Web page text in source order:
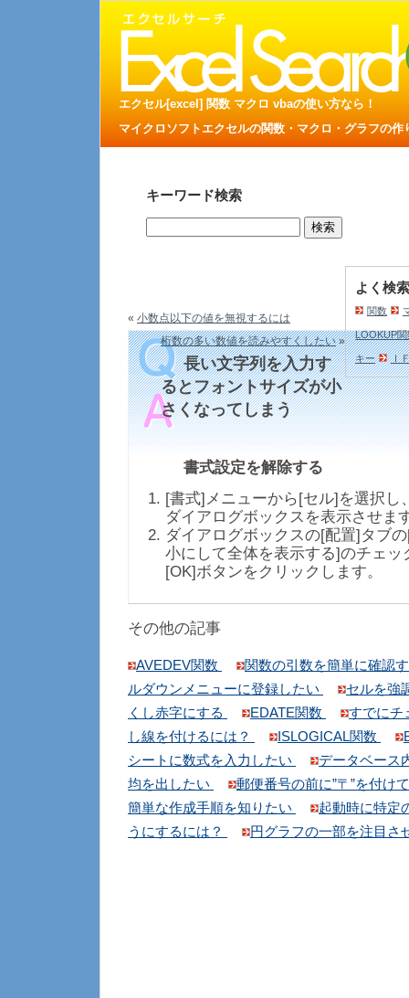
エクセル[excel] 関数 マクロ vbaの使い方なら！
マイクロソフトエクセルの関数・マクロ・グラフの
キーワード検索
よく検
関数
LOOKUP関
キー Ｉ
« 小数点以下の値を無視するには
桁数の多い数値を読みやすくしたい»
長い文字列を入力す
るとフォントサイズが小
さくなってしまう
書式設定を解除する
[書式]メニューから[セル]を選択し
ダイアログボックスを表示させま
ダイアログボックスの[配置]タブ
小にして全体を表示する]のチェッ
[OK]ボタンをクリックします。
その他の記事
AVEDEV関数
関数の引数を簡単に確認
ルダウンメニューに登録したい
セルを強
くし赤字にする
EDATE関数
すでにチ
し線を付けるには？
ISLOGICAL関数
シートに数式を入力したい
データベース
均を出したい
郵便番号の前に”〒”を付け
簡単な作成手順を知りたい
起動時に特定
うにするには？
円グラフの一部を注目さ